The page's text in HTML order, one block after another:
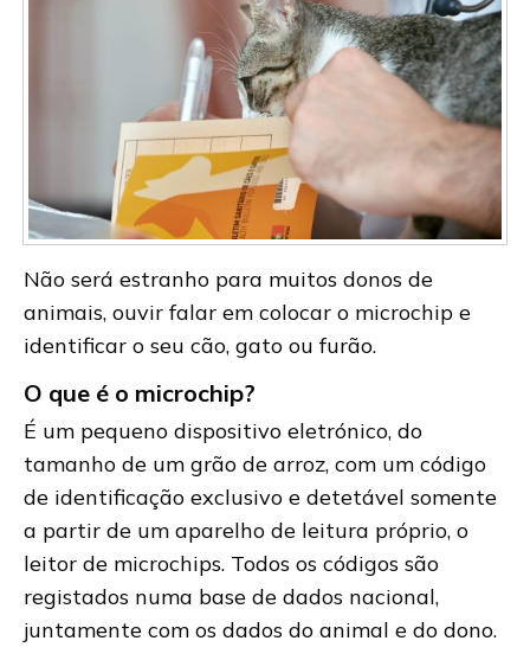
Não será estranho para muitos donos de
animais, ouvir falar em colocar o microchip e
identificar o seu cão, gato ou furão.
O que é o microchip?
É um pequeno dispositivo eletrónico, do
tamanho de um grão de arroz, com um código
de identificação exclusivo e detetável somente
a partir de um aparelho de leitura próprio, o
leitor de microchips. Todos os códigos são
registados numa base de dados nacional,
juntamente com os dados do animal e do dono.